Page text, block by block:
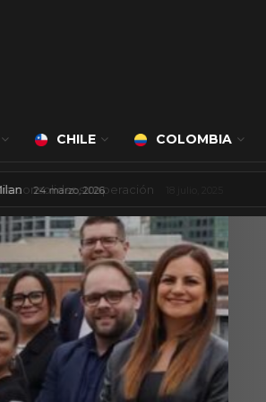
CHILE COLOMBIA
a cargo de Bert Milan 24 marzo, 2026